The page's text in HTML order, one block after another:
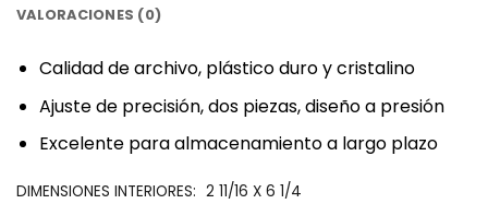
VALORACIONES (0)
‎Calidad de archivo, plástico duro y cristalino‎
‎Ajuste de precisión, dos piezas, diseño a presión‎
‎Excelente para almacenamiento a largo plazo‎
‎DIMENSIONES INTERIORES:‎ 2 11/16 X 6 1/4